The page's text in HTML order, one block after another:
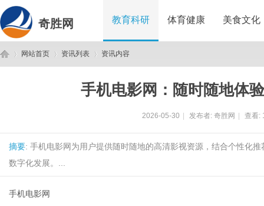
奇胜网 教育科研 体育健康 美食文化
网站首页 资讯列表 资讯内容
手机电影网：随时随地体
2026-05-30 发布者: 奇胜网 查看:
摘要: 手机电影网为用户提供随时随地的高清影视资源，结合个性化
数字化发展。...
手机电影网